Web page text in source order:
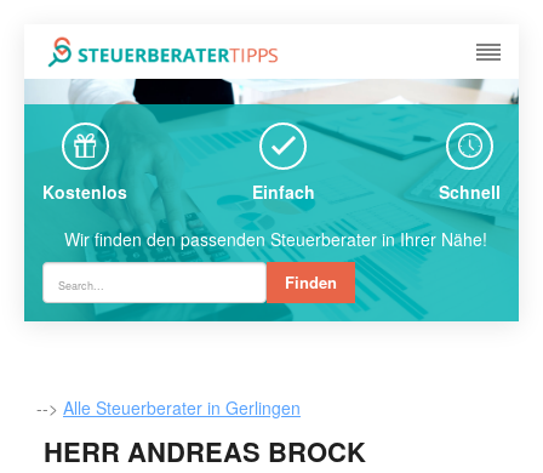
Kostenlos Einfach
Schnell
Wir finden den passenden Steuerberater in Ihrer Nähe!
Finden
--> Alle Steuerberater in Gerlingen
HERR ANDREAS BROCK